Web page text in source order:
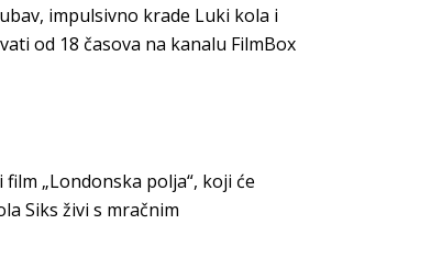
impulsivno krade Luki kola i
od 18 časova na kanalu FilmBox
„Londonska polja“, koji će
Siks živi s mračnim